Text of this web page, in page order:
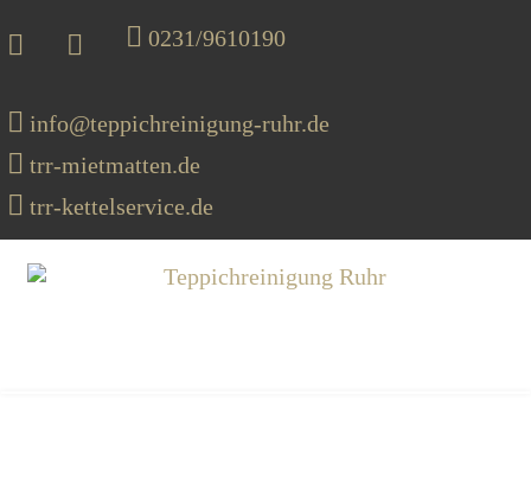
0231/9610190
info@teppichreinigung-ruhr.de
trr-mietmatten.de
trr-kettelservice.de